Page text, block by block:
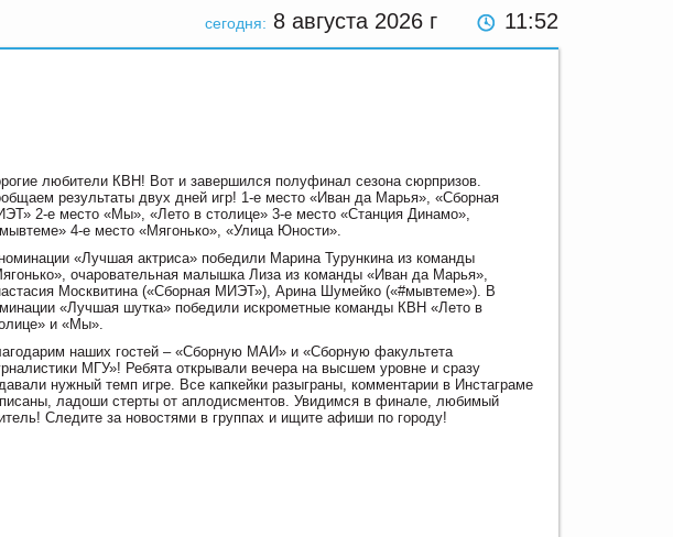
сегодня: 8 августа 2026 г 11:52
любители КВН! Вот и завершился полуфинал сезона сюрпризов.
результаты двух дней игр! 1-е место «Иван да Марья», «Сборная
2-е место «Мы», «Лето в столице» 3-е место «Станция Динамо»,
4-е место «Мягонько», «Улица Юности».
«Лучшая актриса» победили Марина Турункина из команды
очаровательная малышка Лиза из команды «Иван да Марья»,
Москвитина («Сборная МИЭТ»), Арина Шумейко («#мывтеме»). В
«Лучшая шутка» победили искрометные команды КВН «Лето в
и «Мы».
наших гостей – «Сборную МАИ» и «Сборную факультета
МГУ»! Ребята открывали вечера на высшем уровне и сразу
нужный темп игре. Все капкейки разыграны, комментарии в Инстаграме
ладоши стерты от аплодисментов. Увидимся в финале, любимый
Следите за новостями в группах и ищите афиши по городу!